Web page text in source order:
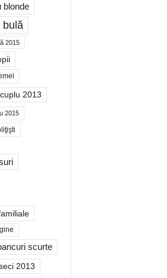
blonde
bulă
2015
2013
2015
scurte
2013